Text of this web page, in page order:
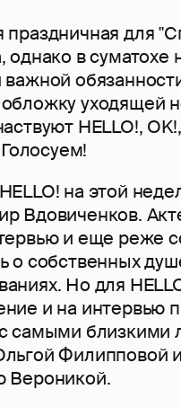
праздничная для
однако в суматохе
уходящей
HELLO!,
на этой
Вдовиченков.
и еще реже
о собственных
Но для
и на интервью
самыми близкими
Филипповой
Вероникой.